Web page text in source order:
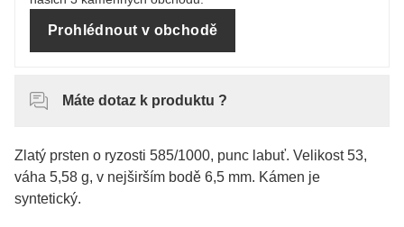
Prohlédnout v obchodě
Máte dotaz k produktu ?
Zlatý prsten o ryzosti 585/1000, punc labuť. Velikost 53,
váha 5,58 g, v nejširším bodě 6,5 mm. Kámen je
syntetický.